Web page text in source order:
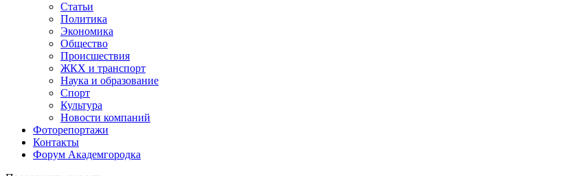
Статьи
Политика
Экономика
Общество
Происшествия
ЖКХ и транспорт
Наука и образование
Спорт
Культура
Новости компаний
Фоторепортажи
Контакты
Форум Академгородка